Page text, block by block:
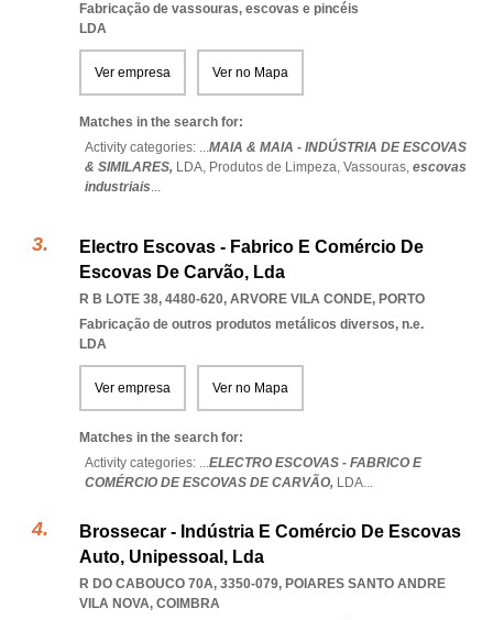
Fabricação de vassouras, escovas e pincéis
LDA
Ver empresa Ver no Mapa
Matches in the search for:
Activity categories: ...MAIA & MAIA - INDÚSTRIA DE ESCOVAS
& SIMILARES, LDA, Produtos de Limpeza, Vassouras, escovas
industriais...
Electro Escovas - Fabrico E Comércio De
Escovas De Carvão, Lda
R B LOTE 38, 4480-620, ARVORE VILA CONDE, PORTO
Fabricação de outros produtos metálicos diversos, n.e.
LDA
Ver empresa Ver no Mapa
Matches in the search for:
Activity categories: ...ELECTRO ESCOVAS - FABRICO E
COMÉRCIO DE ESCOVAS DE CARVÃO, LDA...
Brossecar - Indústria E Comércio De Escovas
Auto, Unipessoal, Lda
R DO CABOUCO 70A, 3350-079, POIARES SANTO ANDRE
VILA NOVA, COIMBRA